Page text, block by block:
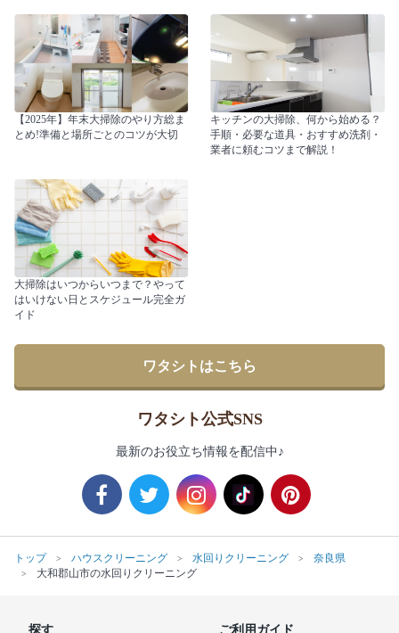
【2025年】年末大掃除のやり方総ま
とめ!準備と場所ごとのコツが大切
キッチンの大掃除、何から始める？
手順・必要な道具・おすすめ洗剤・
業者に頼むコツまで解説！
大掃除はいつからいつまで？やって
はいけない日とスケジュール完全ガ
イド
ワタシトはこちら
ワタシト公式SNS
最新のお役立ち情報を配信中♪
トップ ハウスクリーニング 水回りクリーニング
奈良県
大和郡山市の水回りクリーニング
探す ご利用ガイド